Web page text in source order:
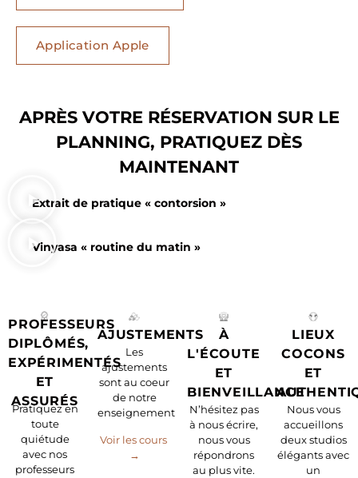
Application Apple
APRÈS VOTRE RÉSERVATION SUR LE
PLANNING, PRATIQUEZ DÈS
MAINTENANT
Extrait de pratique « contorsion »
Vinyasa « routine du matin »
PROFESSEURS
DIPLÔMÉS,
EXPÉRIMENTÉS
ET
ASSURÉS
Pratiquez en
toute
quiétude
avec nos
professeurs
AJUSTEMENTS
Les
ajustements
sont au coeur
de notre
enseignement
Voir les cours
→
À
L'ÉCOUTE
ET
BIENVEILLANCE
N’hésitez pas
à nous écrire,
nous vous
répondrons
au plus vite.
LIEUX
COCONS
ET
Nous vous
accueillons
deux studios
élégants avec
un